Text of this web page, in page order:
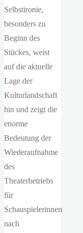
Selbstironie,
besonders zu
Beginn des
Stückes, weist
auf die aktuelle
Lage der
Kulturlandschaft
hin und zeigt die
enorme
Bedeutung der
Wiederaufnahme
des
Theaterbetriebs
für
Schauspielerinnen
nach